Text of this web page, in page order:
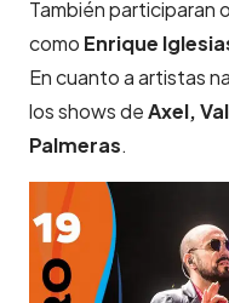
También participaran
como Enrique
En cuanto a artistas
los shows deAxel,
Palmeras.